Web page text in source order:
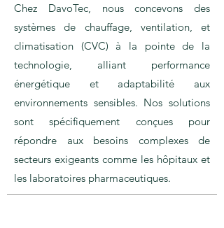
Chez DavoTec, nous concevons des
systèmes de chauffage, ventilation, et
climatisation (CVC) à la pointe de la
technologie, alliant performance
énergétique et adaptabilité aux
environnements sensibles. Nos solutions
sont spécifiquement conçues pour
répondre aux besoins complexes de
secteurs exigeants comme les hôpitaux et
les laboratoires pharmaceutiques.